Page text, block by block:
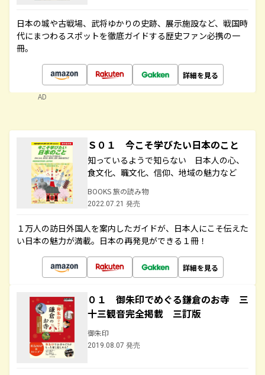
日本の城や古戦場、武将ゆかりの史跡、展示施設など、戦国時
代にまつわるスポットを徹底ガイドする歴史ファン必携の一
冊。
詳細を見る
AD
Ｓ０１ 今こそ学びたい日本のこと
知っているようで知らない 日本人の心、
食文化、職文化、信仰、地域の魅力など
BOOKS 旅の読み物
2022.07.21 発売
１万人の訪日外国人を案内したガイドが、日本人にこそ伝えた
い日本の魅力が満載。日本の再発見ができる１冊！
詳細を見る
０１ 御朱印でめぐる鎌倉のお寺 三
十三観音完全掲載 三訂版
御朱印
2019.08.07 発売